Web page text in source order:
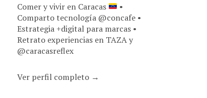
Comer y vivir en Caracas
•
Comparto tecnología @concafe •
Estrategia +digital para marcas •
Retrato experiencias en TAZA y
@caracasreflex
Ver perfil completo →